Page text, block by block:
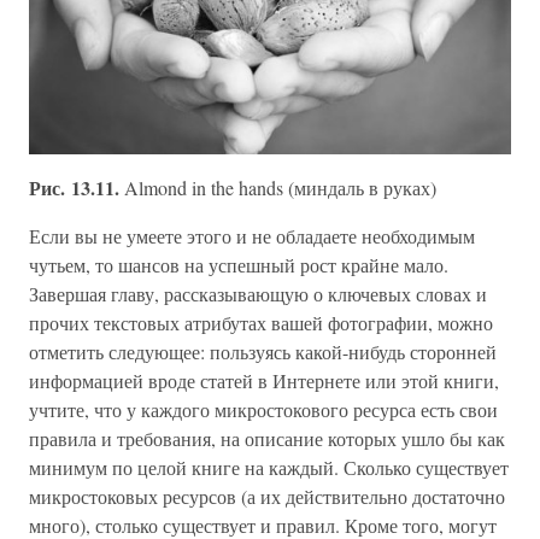
Рис. 13.11. Almond in the hands (миндаль в руках)
Если вы не умеете этого и не обладаете необходимым
чутьем, то шансов на успешный рост крайне мало.
Завершая главу, рассказывающую о ключевых словах и
прочих текстовых атрибутах вашей фотографии, можно
отметить следующее: пользуясь какой-нибудь сторонней
информацией вроде статей в Интернете или этой книги,
учтите, что у каждого микростокового ресурса есть свои
правила и требования, на описание которых ушло бы как
минимум по целой книге на каждый. Сколько существует
микростоковых ресурсов (а их действительно достаточно
много), столько существует и правил. Кроме того, могут